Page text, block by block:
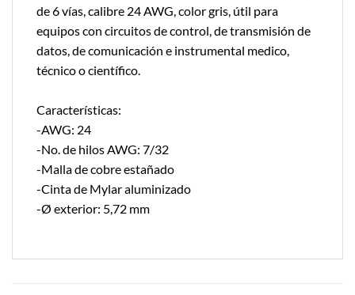
de 6 vías, calibre 24 AWG, color gris, útil para
equipos con circuitos de control, de transmisión de
datos, de comunicación e instrumental medico,
técnico o científico.
Características:
-AWG: 24
-No. de hilos AWG: 7/32
-Malla de cobre estañado
-Cinta de Mylar aluminizado
-Ø exterior: 5,72 mm